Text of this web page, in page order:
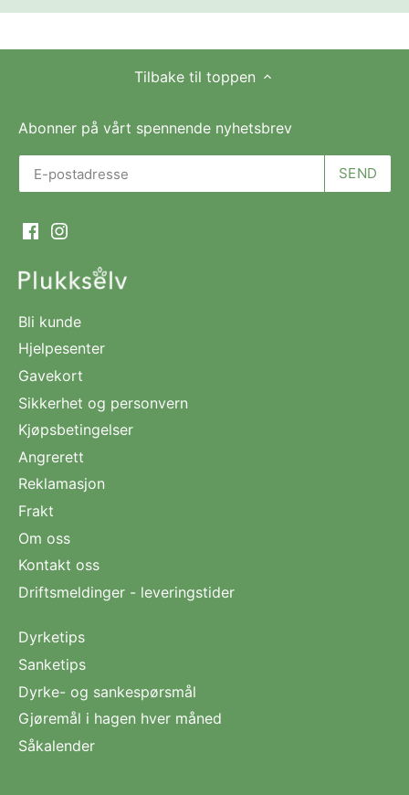
Tilbake til toppen
Abonner på vårt spennende nyhetsbrev
Bli kunde
Hjelpesenter
Gavekort
Sikkerhet og personvern
Kjøpsbetingelser
Angrerett
Reklamasjon
Frakt
Om oss
Kontakt oss
Driftsmeldinger - leveringstider
Dyrketips
Sanketips
Dyrke- og sankespørsmål
Gjøremål i hagen hver måned
Såkalender